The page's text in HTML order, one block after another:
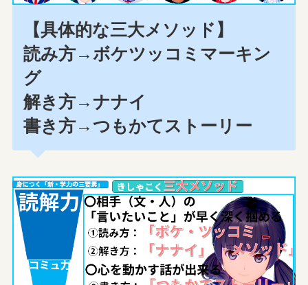
【具体的な三大メソッド】
読み方→ボケツッコミマーキン
グ
解き方→ナナイ
書き方→つもかてストーリー